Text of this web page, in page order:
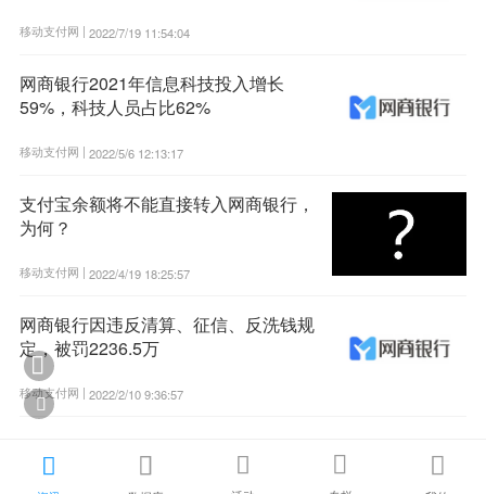
移动支付网 | 2022/7/19 11:54:04
网商银行2021年信息科技投入增长
59%，科技人员占比62%
移动支付网 | 2022/5/6 12:13:17
支付宝余额将不能直接转入网商银行，
为何？
移动支付网 | 2022/4/19 18:25:57
网商银行因违反清算、征信、反洗钱规
定，被罚2236.5万
移动支付网 | 2022/2/10 9:36:57
    

